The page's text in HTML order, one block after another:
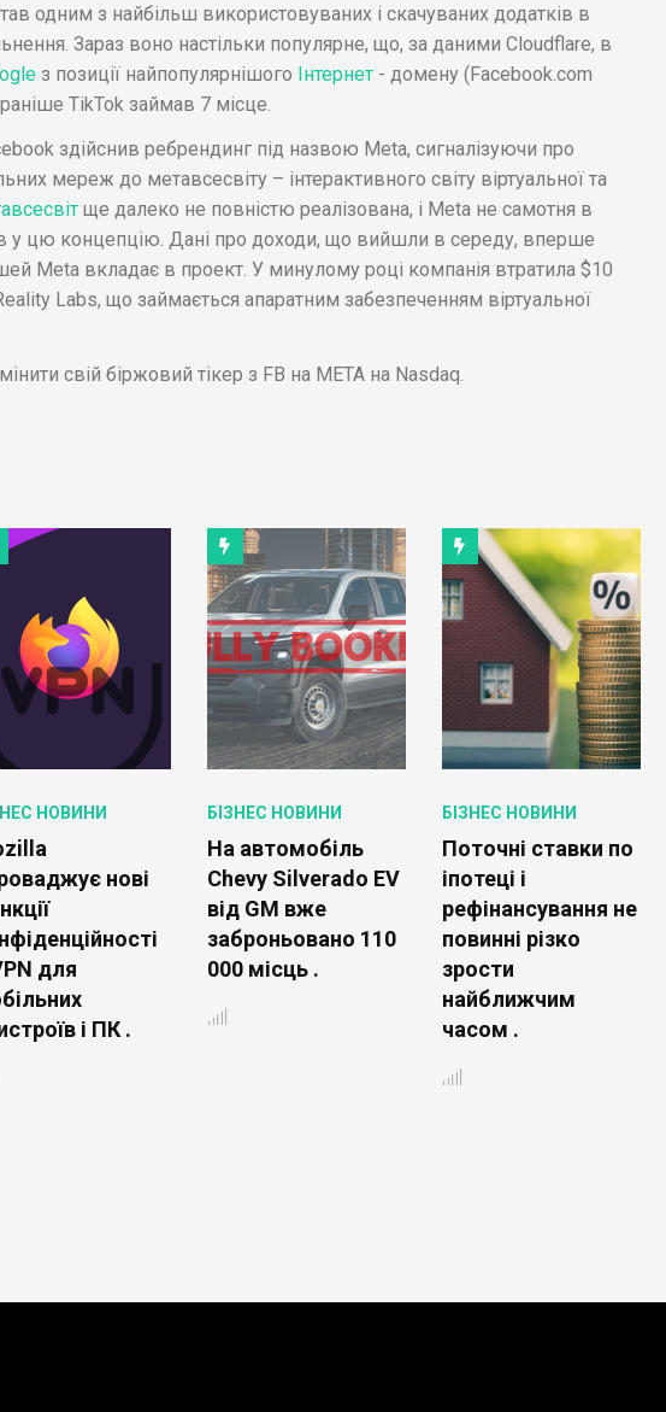
одним з найбільш використовуваних і скачуваних додатків в
Зараз воно настільки популярне, що, за даними Cloudflare, в
з позиції найпопулярнішого Інтернет - домену (Facebook.com
TikTok займав 7 місце.
здійснив ребрендинг під назвою Meta, сигналізуючи про
мереж до метавсесвіту – інтерактивного світу віртуальної та
ще далеко не повністю реалізована, і Meta не самотня в
у цю концепцію. Дані про доходи, що вийшли в середу, вперше
Meta вкладає в проект. У минулому році компанія втратила $10
Labs, що займається апаратним забезпеченням віртуальної
свій біржовий тікер з FB на META на Nasdaq.
НОВИНИ
нові
для
і ПК .
БІЗНЕС НОВИНИ
На автомобіль
Chevy Silverado EV
від GM вже
заброньовано 110
000 місць .
БІЗНЕС НОВИНИ
Поточні ставки по
іпотеці і
рефінансування не
повинні різко
зрости
найближчим
часом .